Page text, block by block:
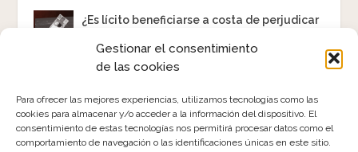
Gestionar el consentimiento
de las cookies
Para ofrecer las mejores experiencias, utilizamos tecnologías como las
cookies para almacenar y/o acceder a la información del dispositivo. El
consentimiento de estas tecnologías nos permitirá procesar datos como el
comportamiento de navegación o las identificaciones únicas en este sitio.
¿Es lícito beneficiarse a costa de perjudicar
Jun 1, 2025|Razones y Reflexiones,Textos
Mar 14, 2025|Poesía